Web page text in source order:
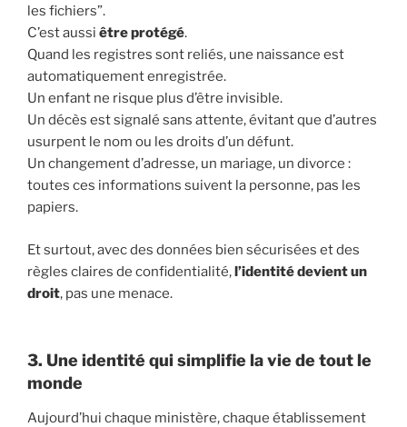
les fichiers”.
C’est aussi être protégé.
Quand les registres sont reliés, une naissance est
automatiquement enregistrée.
Un enfant ne risque plus d’être invisible.
Un décès est signalé sans attente, évitant que d’autres
usurpent le nom ou les droits d’un défunt.
Un changement d’adresse, un mariage, un divorce :
toutes ces informations suivent la personne, pas les
papiers.
Et surtout, avec des données bien sécurisées et des
règles claires de confidentialité,l’identité devient un
droit, pas une menace.
3. Une identité qui simplifie la vie de tout le
monde
Aujourd’hui chaque ministère, chaque établissement